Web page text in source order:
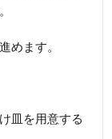
めます。
皿を用意する